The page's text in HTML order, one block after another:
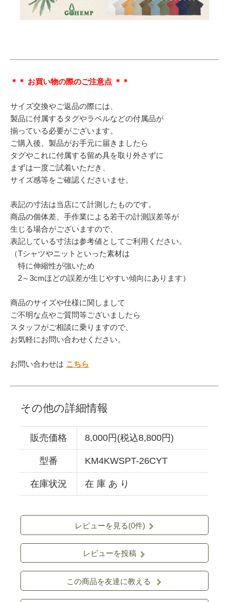
＊＊ お買い物の際のご注意点 ＊＊
サイズ交換やご返品の際には、
製品に付属するタグやラベルなどの付属品が
揃っている必要がございます。
ご購入後、製品がお手元に届きましたら
タグやこれに付属する留め具を取り外さずに
まずは一度ご試着いただき、
サイズ感等をご確認くださいませ。
表記の寸法は当店にて計測したものです。
商品の個体差、手作業による若干の計測誤差等が
生じる場合がございますので、
表記している寸法は参考値としてご利用ください。
（Tシャツやニットといった素材は
特に伸縮性が強いため
2～3cmほどの誤差が生じやすい傾向にあります）
商品のサイズや仕様に関しまして
ご不明な点やご質問等ございましたら
スタッフがご相談に乗りますので、
お気軽にお問い合わせください。
お問い合わせは こちら
その他の詳細情報
販売価格 8,000円(税込8,800円)
型番 KM4KWSPT-26CYT
在庫状況 在 庫 あ り
レビューを見る(0件)
レビューを投稿
この商品を友達に教える